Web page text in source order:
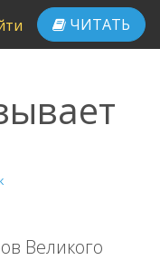
ЧИТАТЬ
Великого